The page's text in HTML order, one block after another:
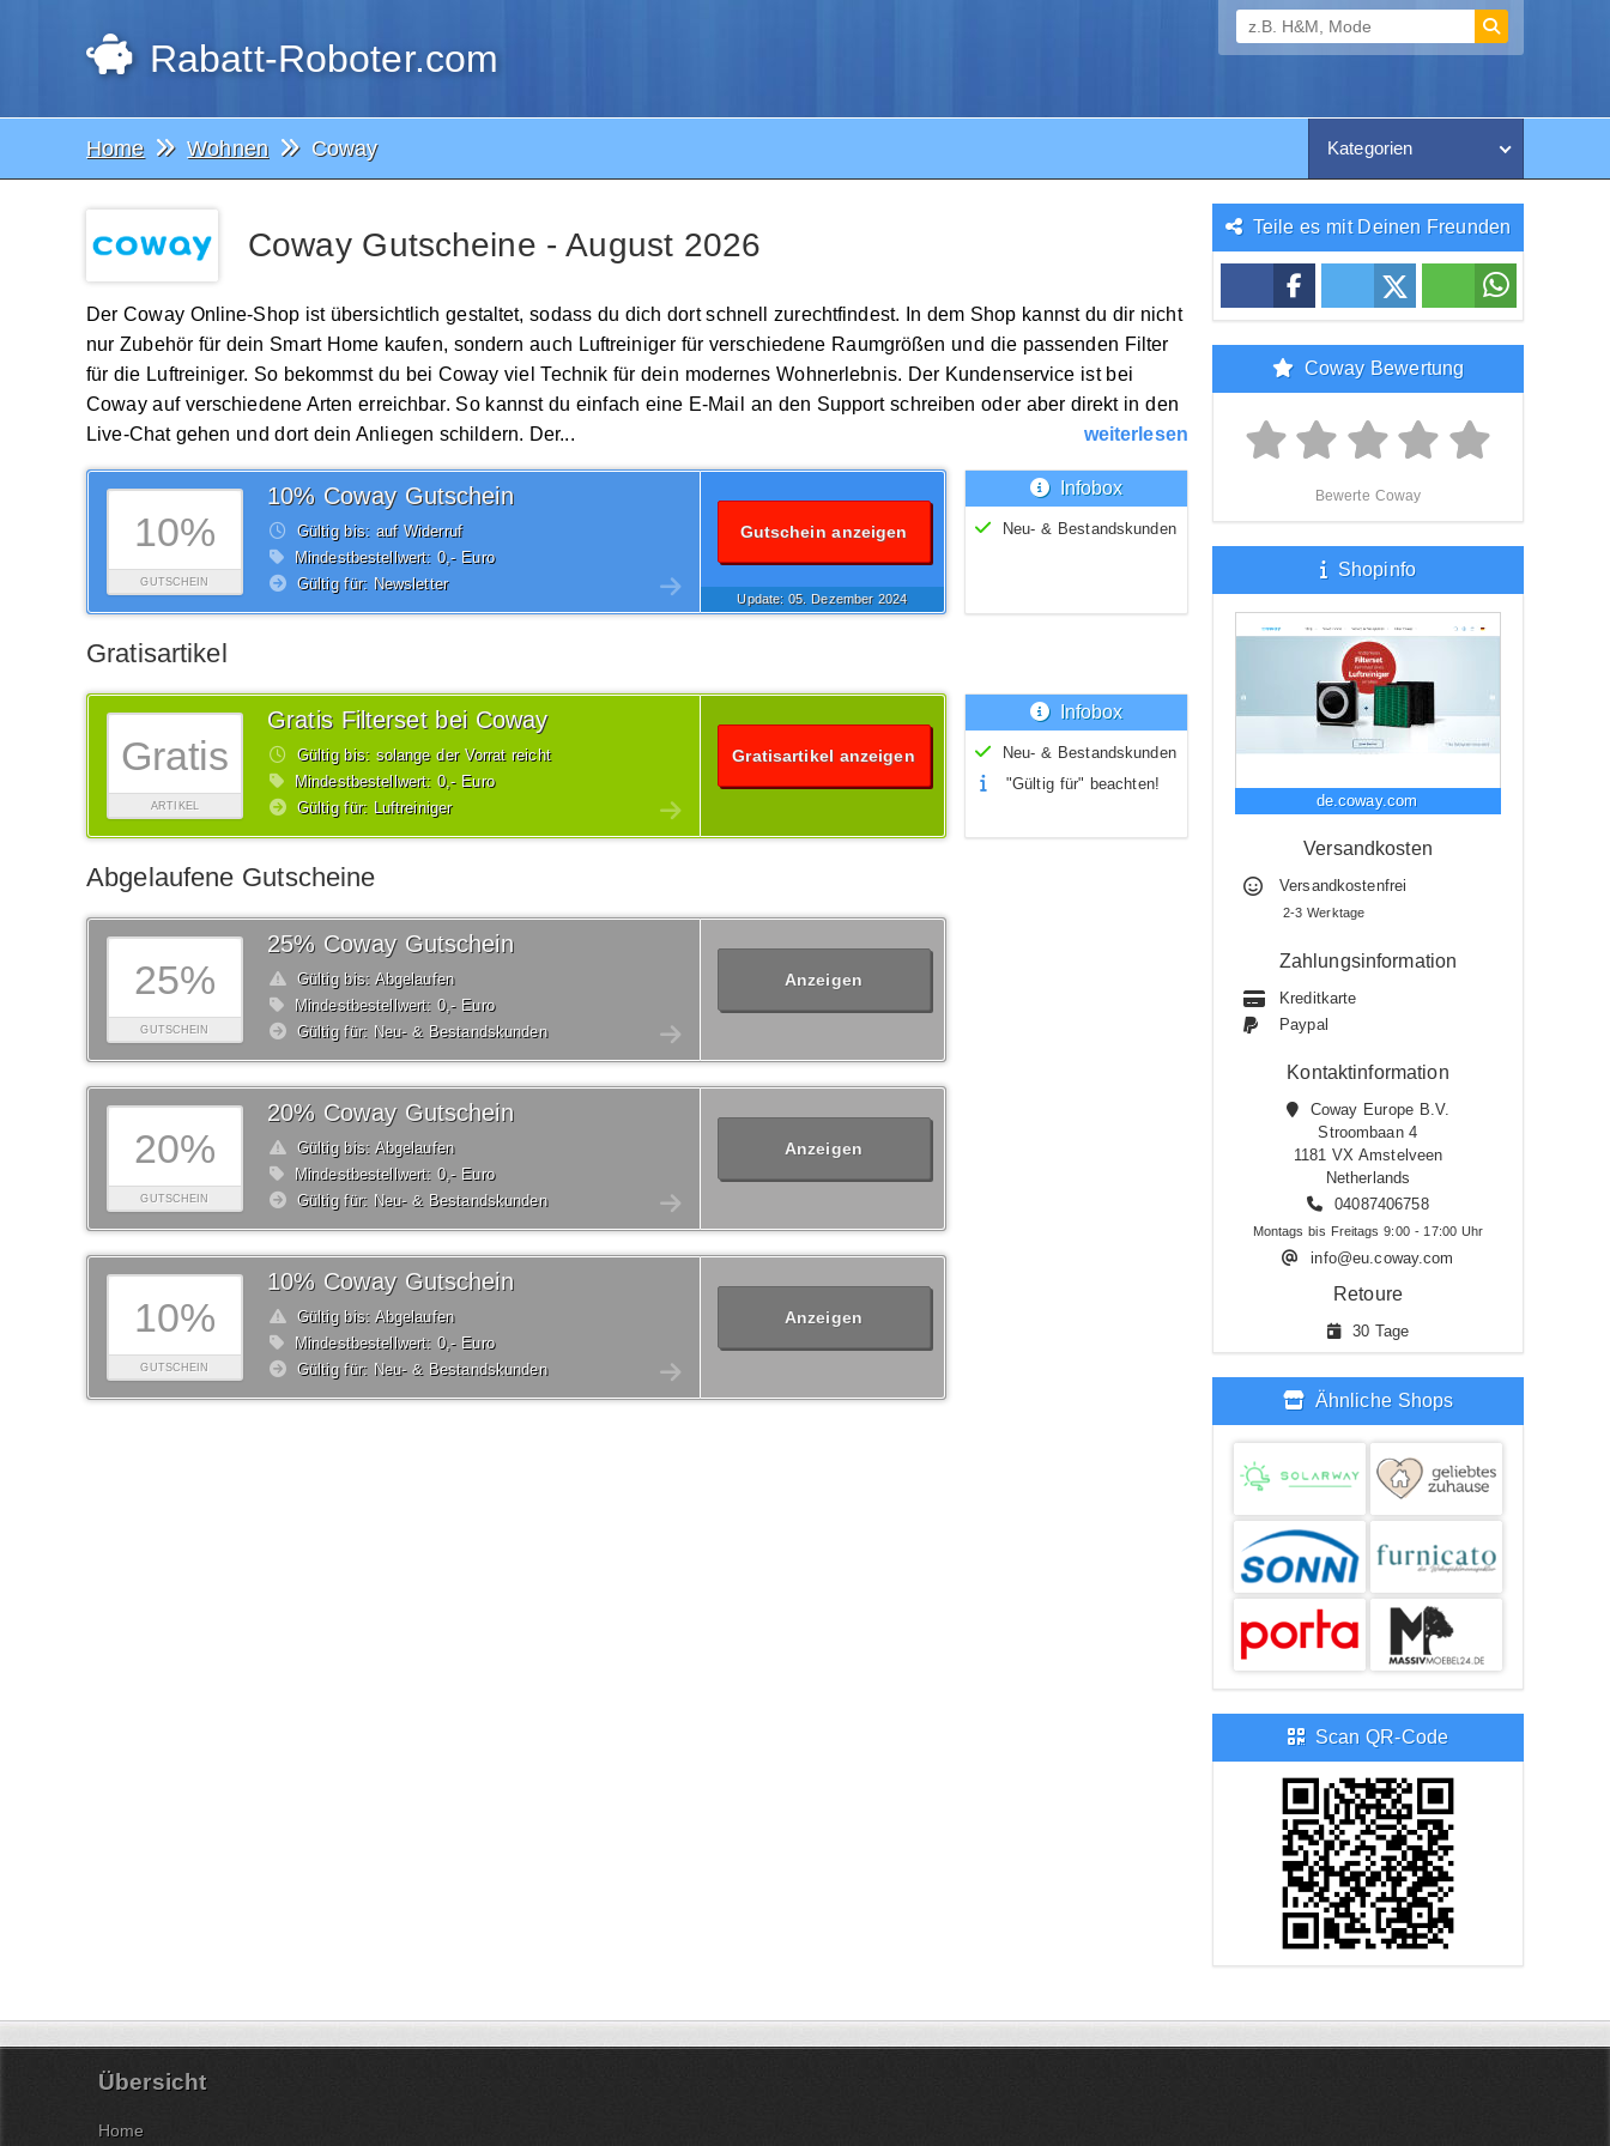
Rabatt-Roboter.com
Home Wohnen Coway Kategorien
Coway Gutscheine - August 2026
Der Coway Online-Shop ist übersichtlich gestaltet, sodass du dich dort schnell zurechtfindest. In dem Shop kannst du dir nicht
nur Zubehör für dein Smart Home kaufen, sondern auch Luftreiniger für verschiedene Raumgrößen und die passenden Filter
für die Luftreiniger. So bekommst du bei Coway viel Technik für dein modernes Wohnerlebnis. Der Kundenservice ist bei
Coway auf verschiedene Arten erreichbar. So kannst du einfach eine E-Mail an den Support schreiben oder aber direkt in den
Live-Chat gehen und dort dein Anliegen schildern. Der...
weiterlesen
10%
GUTSCHEIN
10% Coway Gutschein
Gültig bis: auf Widerruf
Mindestbestellwert: 0,- Euro
Gültig für: Newsletter
Gutschein anzeigen
Update: 05. Dezember2024
Infobox
Neu- & Bestandskunden
Gratisartikel
Gratis
ARTIKEL
Gratis Filterset bei Coway
Gültig bis: solange der Vorrat reicht
Mindestbestellwert: 0,- Euro
Gültig für: Luftreiniger
Gratisartikel anzeigen
Infobox
Neu- & Bestandskunden
"Gültig für" beachten!
Abgelaufene Gutscheine
25%
GUTSCHEIN
25% Coway Gutschein
Gültig bis: Abgelaufen
Mindestbestellwert: 0,- Euro
Gültig für: Neu- & Bestandskunden
Anzeigen
20%
GUTSCHEIN
20% Coway Gutschein
Gültig bis: Abgelaufen
Mindestbestellwert: 0,- Euro
Gültig für: Neu- & Bestandskunden
Anzeigen
10%
GUTSCHEIN
10% Coway Gutschein
Gültig bis: Abgelaufen
Mindestbestellwert: 0,- Euro
Gültig für: Neu- & Bestandskunden
Anzeigen
Teile es mit Deinen Freunden
Coway Bewertung
Bewerte Coway
Shopinfo
de.coway.com
Versandkosten
Versandkostenfrei
2-3 Werktage
Zahlungsinformation
Kreditkarte
Paypal
Kontaktinformation
Coway Europe B.V.
Stroombaan 4
1181 VX Amstelveen
Netherlands
04087406758
Montags bis Freitags 9:00 - 17:00 Uhr
info@eu.coway.com
Retoure
30 Tage
Ähnliche Shops
Scan QR-Code
Übersicht
Home